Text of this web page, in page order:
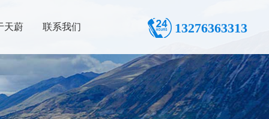
13276363313
天蔚 联系我们